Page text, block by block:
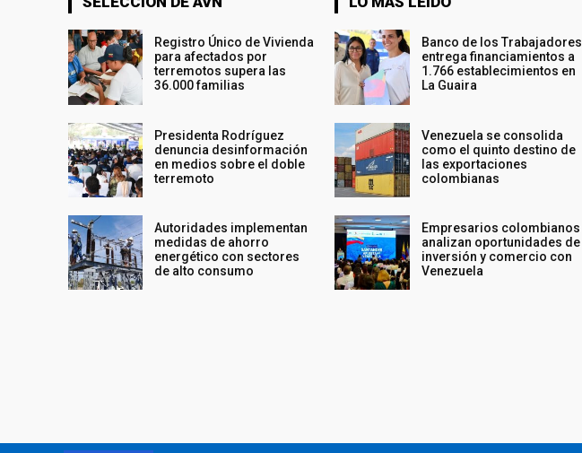
Registro Único de Vivienda
para afectados por
terremotos supera las
36.000 familias
Presidenta Rodríguez
denuncia desinformación
en medios sobre el doble
terremoto
Autoridades implementan
medidas de ahorro
energético con sectores
de alto consumo
Banco de los Trabajadores
entrega financiamientos a
1.766 establecimientos en
La Guaira
Venezuela se consolida
como el quinto destino de
las exportaciones
colombianas
Empresarios colombianos
analizan oportunidades de
inversión y comercio con
Venezuela